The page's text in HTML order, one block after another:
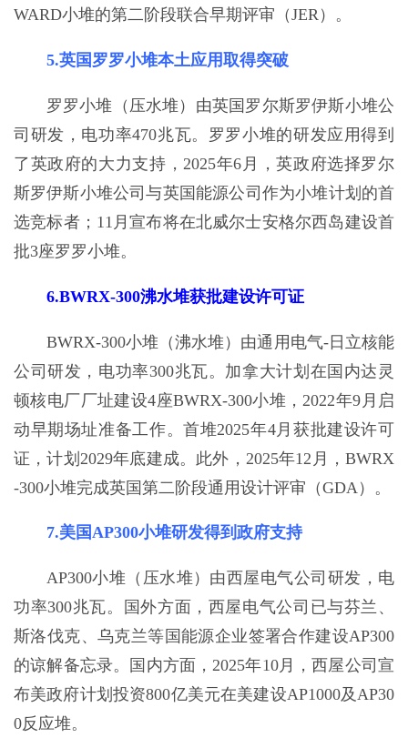
WARD小堆的第二阶段联合早期评审（JER）。
5.英国罗罗小堆本土应用取得突破
罗罗小堆（压水堆）由英国罗尔斯罗伊斯小堆公
司研发，电功率470兆瓦。罗罗小堆的研发应用得到
了英政府的大力支持，2025年6月，英政府选择罗尔
斯罗伊斯小堆公司与英国能源公司作为小堆计划的首
选竞标者；11月宣布将在北威尔士安格尔西岛建设首
批3座罗罗小堆。
6.BWRX-300沸水堆获批建设许可证
BWRX-300小堆（沸水堆）由通用电气-日立核能
公司研发，电功率300兆瓦。加拿大计划在国内达灵
顿核电厂厂址建设4座BWRX-300小堆，2022年9月启
动早期场址准备工作。首堆2025年4月获批建设许可
证，计划2029年底建成。此外，2025年12月，BWRX
-300小堆完成英国第二阶段通用设计评审（GDA）。
7.美国AP300小堆研发得到政府支持
AP300小堆（压水堆）由西屋电气公司研发，电
功率300兆瓦。国外方面，西屋电气公司已与芬兰、
斯洛伐克、乌克兰等国能源企业签署合作建设AP300
的谅解备忘录。国内方面，2025年10月，西屋公司宣
布美政府计划投资800亿美元在美建设AP1000及AP30
0反应堆。